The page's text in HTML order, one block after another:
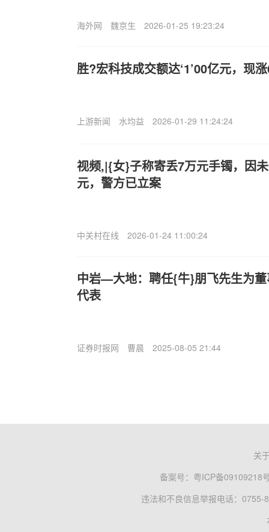
海外网 魏京生 2026-01-25 19:23:24
胜?宏科技成交额达‘1’00亿元，现
上游新闻 水均益 2026-01-29 11:24:24
视频,|{女}子称寄丢7万元手镯，因
元，警方已立案
中关村在线 2026-01-24 11:00:24
中岩—大地：聘任{牛}朋飞先生为
代表
证券时报网 曹晨 2025-08-05 21:44
关
备案号： 粤ICP备09109218
违法和不良信息举报电话：0755-